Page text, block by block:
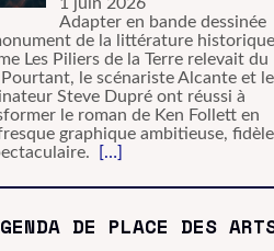
Adapter en bande dessinée
de la littérature historique
Les Piliers de la Terre relevait du
le scénariste Alcante et le
Steve Dupré ont réussi à
le roman de Ken Follett en
graphique ambitieuse, fidèle
[…]
DE PLACE DES